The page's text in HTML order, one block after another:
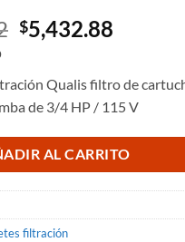
El
precio
era:
$5,820.42.
$5,432.88
es:
Qualis filtro de
de 3/4 HP / 115 V
AL CARRITO
filtración